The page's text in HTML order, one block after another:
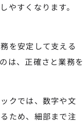
やすくなります。
を安定して支える
は、正確さと業務を
クでは、数字や文
ため、細部まで注